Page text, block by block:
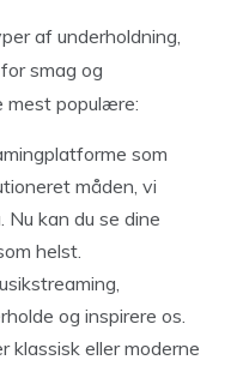
af underholdning,
smag og
mest populære:
som
måden, vi
Nu kan du se dine
helst.
og inspirere os.
eller moderne